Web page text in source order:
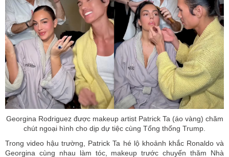
Georgina Rodriguez được makeup artist Patrick Ta (áo vàng) chăm
chút ngoại hình cho dịp dự tiệc cùng Tổng thống Trump.
Trong video hậu trường, Patrick Ta hé lộ khoảnh khắc Ronaldo và
Georgina cùng nhau làm tóc, makeup trước chuyến thăm Nhà